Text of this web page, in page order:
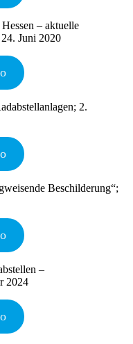
– aktuelle
Juni 2020
2.
Beschilderung“;
–
2024